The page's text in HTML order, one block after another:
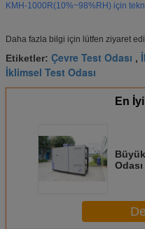
KMH-1000R(10%~98%RH) için
Daha fazla bilgi için lütfen ziyaret
Etiketler: Çevre Test Odası ,
İklimsel Test Odası
En